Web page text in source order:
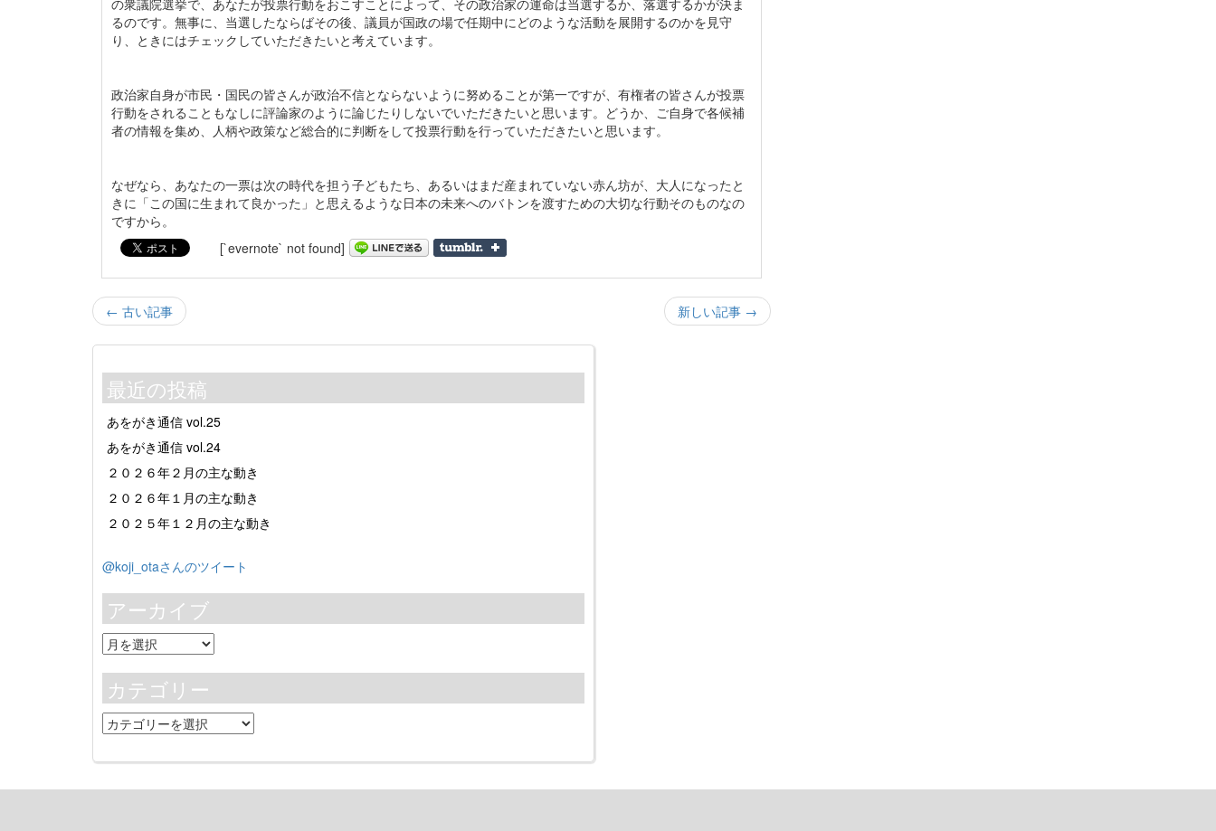
の衆議院選挙で、あなたが投票行動をおこすことによって、その政治家の運命は当選するか、落選するかが決ま
るのです。無事に、当選したならばその後、議員が国政の場で任期中にどのような活動を展開するのかを見守
り、ときにはチェックしていただきたいと考えています。
政治家自身が市民・国民の皆さんが政治不信とならないように努めることが第一ですが、有権者の皆さんが投票
行動をされることもなしに評論家のように論じたりしないでいただきたいと思います。どうか、ご自身で各候補
者の情報を集め、人柄や政策など総合的に判断をして投票行動を行っていただきたいと思います。
なぜなら、あなたの一票は次の時代を担う子どもたち、あるいはまだ産まれていない赤ん坊が、大人になったと
きに「この国に生まれて良かった」と思えるような日本の未来へのバトンを渡すための大切な行動そのものなの
ですから。
[`evernote` not found]
← 古い記事 新しい記事 →
最近の投稿
あをがき通信 vol.25
あをがき通信 vol.24
２０２６年２月の主な動き
２０２６年１月の主な動き
２０２５年１２月の主な動き
@koji_otaさんのツイート
アーカイブ
ア
ー
カ
イ
ブ
カテゴリー
カ
テ
ゴ
ー